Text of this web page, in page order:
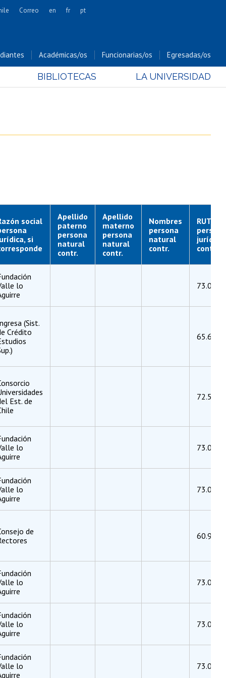
Cs. Forestales y Conservación
Cs. Sociales
Correo en fr pt
Académicas/os Funcionarias/os Egresadas/os
BIBLIOTECAS LA UNIVERSIDAD
social
si
Apellido
paterno
persona
natural
contr.
Apellido
materno
persona
natural
contr.
Nombres
persona
natural
contr.
RUT de
persona
jurídica
contr.
lo
(Sist.
Crédito
Est. de
lo
lo
de
lo
lo
lo